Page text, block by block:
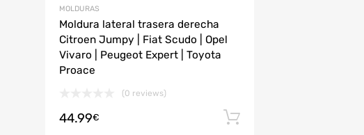
Añadir al carrito
MOLDURAS
Moldura lateral trasera derecha
Citroen Jumpy | Fiat Scudo | Opel
Vivaro | Peugeot Expert | Toyota
Proace
(0 reviews)
44.99€